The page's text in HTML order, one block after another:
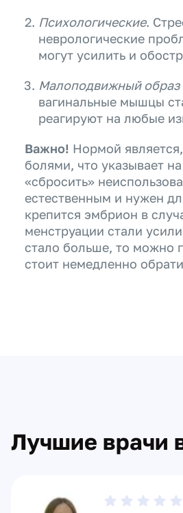
Психологические.
неврологические
могут усилить и
Малоподвижный образ
вагинальные мышцы
реагируют на любые
Важно! Нормой
болями, что указывает
«сбросить»
естественным и нужен
крепится эмбрион в
менструации стали
стало больше, то можно
стоит немедленно
Лучшие врачи